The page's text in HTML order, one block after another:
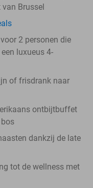
Brussel
2 personen die
luxueus 4-
of frisdrank naar
ontbijtbuffet
dankzij de late
tot de wellness met